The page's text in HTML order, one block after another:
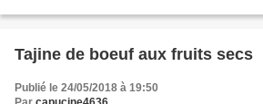
Tajine de boeuf aux fruits secs
Publié le 24/05/2018 à 19:50